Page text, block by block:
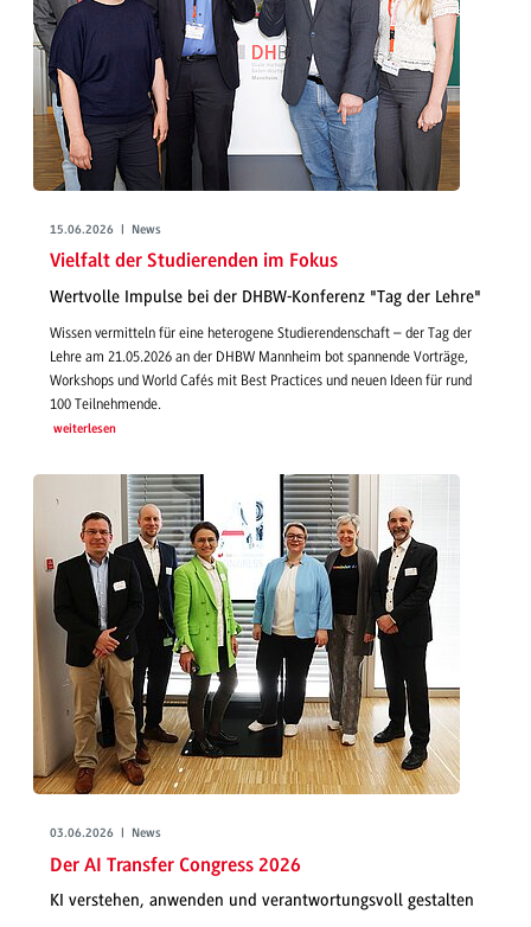
15.06.2026 | News
Vielfalt der Studierenden im Fokus
Wertvolle Impulse bei der DHBW-Konferenz "Tag der Lehre"
Wissen vermitteln für eine heterogene Studierendenschaft – der Tag der
Lehre am 21.05.2026 an der DHBW Mannheim bot spannende Vorträge,
Workshops und World Cafés mit Best Practices und neuen Ideen für rund
100 Teilnehmende.
weiterlesen
03.06.2026 | News
Der AI Transfer Congress 2026
KI verstehen, anwenden und verantwortungsvoll gestalten